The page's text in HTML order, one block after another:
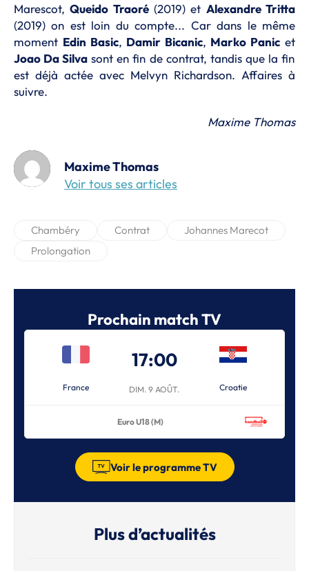
Marescot,Queido Traoré(2019) et Alexandre Tritta
(2019) on est loin du compte... Car dans le même
moment Edin Basic, Damir Bicanic, Marko Panic et
Joao Da Silva sont en fin de contrat, tandis que la fin
est déjà actée avec Melvyn Richardson. Affaires à
suivre.
Maxime Thomas
Maxime Thomas
Voir tous ses articles
Chambéry Contrat
Johannes Marecot
Prolongation
Prochain match TV
France
17:00
DIM. 9 AOÛT. Croatie
Euro U18 (M)
Voir le programme TV
Plus d’actualités